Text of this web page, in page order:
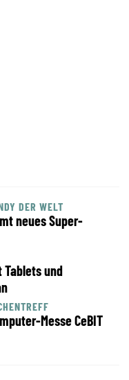
DER WELT
neues Super-
und
Messe CeBIT